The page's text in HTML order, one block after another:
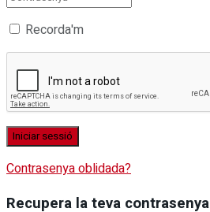
Recorda'm
Contrasenya oblidada?
Recupera la teva contrasenya